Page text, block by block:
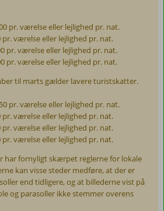
pr. værelse eller lejlighed pr. nat.
værelse eller lejlighed pr. nat.
pr. værelse eller lejlighed pr. nat.
pr. værelse eller lejlighed pr. nat.
til marts gælder lavere turistskatter.
pr. værelse eller lejlighed pr. nat.
værelse eller lejlighed pr. nat.
værelse eller lejlighed pr. nat.
pr. værelse eller lejlighed pr. nat.
har fornyligt skærpet reglerne for lokale
kan visse steder medføre, at der er
end tidligere, og at billederne vist på
og parasoller ikke stemmer overens